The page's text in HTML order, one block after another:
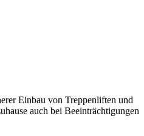
Einbau von Treppenliften und
auch bei Beeinträchtigungen